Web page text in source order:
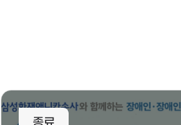
사업신청
리스트